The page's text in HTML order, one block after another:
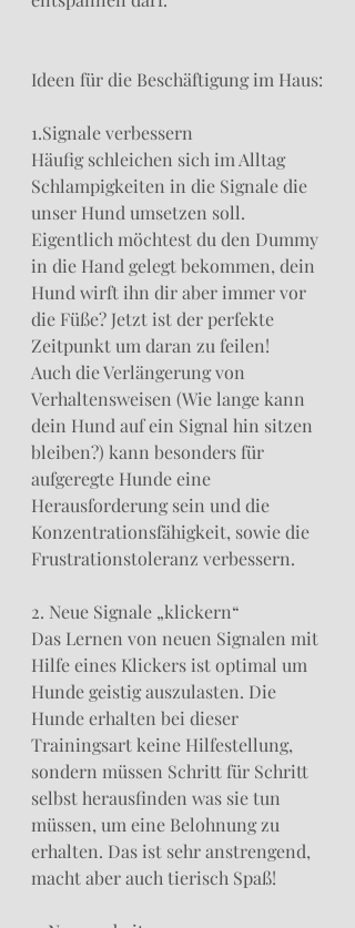
Ideen für die Beschäftigung im Haus:
1.Signale verbessern
Häufig schleichen sich im Alltag
Schlampigkeiten in die Signale die
unser Hund umsetzen soll.
Eigentlich möchtest du den Dummy
in die Hand gelegt bekommen, dein
Hund wirft ihn dir aber immer vor
die Füße? Jetzt ist der perfekte
Zeitpunkt um daran zu feilen!
Auch die Verlängerung von
Verhaltensweisen (Wie lange kann
dein Hund auf ein Signal hin sitzen
bleiben?) kann besonders für
aufgeregte Hunde eine
Herausforderung sein und die
Konzentrationsfähigkeit, sowie die
Frustrationstoleranz verbessern.
2. Neue Signale „klickern“
Das Lernen von neuen Signalen mit
Hilfe eines Klickers ist optimal um
Hunde geistig auszulasten. Die
Hunde erhalten bei dieser
Trainingsart keine Hilfestellung,
sondern müssen Schritt für Schritt
selbst herausfinden was sie tun
müssen, um eine Belohnung zu
erhalten. Das ist sehr anstrengend,
macht aber auch tierisch Spaß!